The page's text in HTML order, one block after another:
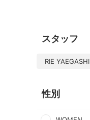
スタッフ
RIE YAEGASHI
性別